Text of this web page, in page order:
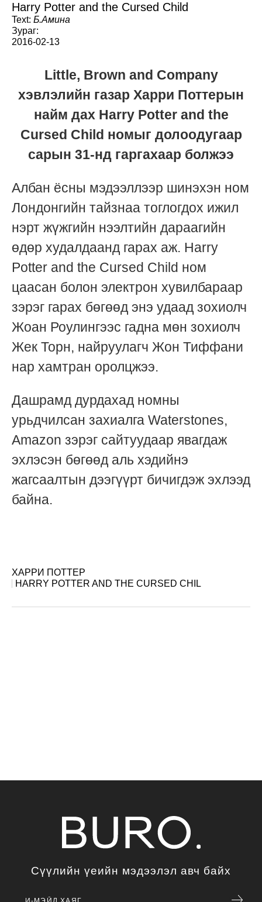
Harry Potter and the Cursed Child
Text: Б.Амина
Зураг:
2016-02-13
Little, Brown and Company
хэвлэлийн газар Харри Поттерын
найм дах Harry Potter and the
Cursed Child номыг долоодугаар
сарын 31-нд гаргахаар болжээ
Албан ёсны мэдээллээр шинэхэн ном
Лондонгийн тайзнаа тоглогдох ижил
нэрт жүжгийн нээлтийн дараагийн
өдөр худалдаанд гарах аж. Harry
Potter and the Cursed Child ном
цаасан болон электрон хувилбараар
зэрэг гарах бөгөөд энэ удаад зохиолч
Жоан Роулингээс гадна мөн зохиолч
Жек Торн, найруулагч Жон Тиффани
нар хамтран оролцжээ.
Дашрамд дурдахад номны
урьдчилсан захиалга Waterstones,
Amazon зэрэг сайтуудаар явагдаж
эхлэсэн бөгөөд аль хэдийнэ
жагсаалтын дээгүүрт бичигдэж эхлээд
байна.
ХАРРИ ПОТТЕР
HARRY POTTER AND THE CURSED CHIL
Сүүлийн үеийн мэдээлэл авч байх